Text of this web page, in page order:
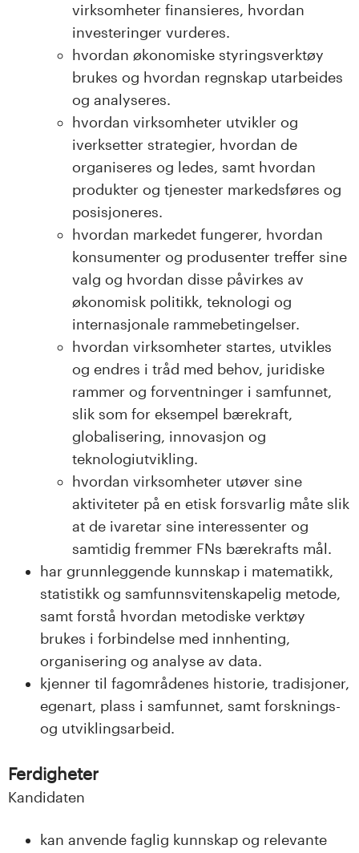
virksomheter finansieres, hvordan
investeringer vurderes.
hvordan økonomiske styringsverktøy
brukes og hvordan regnskap utarbeides
og analyseres.
hvordan virksomheter utvikler og
iverksetter strategier, hvordan de
organiseres og ledes, samt hvordan
produkter og tjenester markedsføres og
posisjoneres.
hvordan markedet fungerer, hvordan
konsumenter og produsenter treffer sine
valg og hvordan disse påvirkes av
økonomisk politikk, teknologi og
internasjonale rammebetingelser.
hvordan virksomheter startes, utvikles
og endres i tråd med behov, juridiske
rammer og forventninger i samfunnet,
slik som for eksempel bærekraft,
globalisering, innovasjon og
teknologiutvikling.
hvordan virksomheter utøver sine
aktiviteter på en etisk forsvarlig måte slik
at de ivaretar sine interessenter og
samtidig fremmer FNs bærekrafts mål.
har grunnleggende kunnskap i matematikk,
statistikk og samfunnsvitenskapelig metode,
samt forstå hvordan metodiske verktøy
brukes i forbindelse med innhenting,
organisering og analyse av data.
kjenner til fagområdenes historie, tradisjoner,
egenart, plass i samfunnet, samt forsknings-
og utviklingsarbeid.
Ferdigheter
Kandidaten
kan anvende faglig kunnskap og relevante